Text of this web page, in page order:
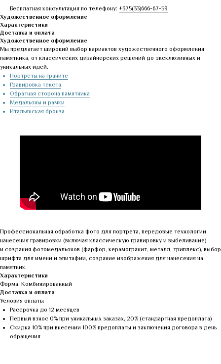
Бесплатная консультация по телефону: +375(33)666-67-59
Художественное оформление
Характеристики
Доставка и оплата
Художественное оформление
Мы предлагает широкий выбор вариантов художественного оформления
памятника, от классических дизайнерских решений до эксклюзивных и
уникальных идей.
Портреты на граните
Гравировка текста
Обратная сторона памятника
Медальоны и рамки
Итальянская бронза
Профессиональная обработка фото для портрета, передовые технологии
нанесения гравировки (включая классическую гравировку и выбеливание)
и создания фотомедальонов (фарфор, керамогранит, металл, триплекс), выбор
шрифта для имени и эпитафии, создание изображения для нанесения на
памятник.
Характеристики
Форма: Комбинированный
Доставка и оплата
Условия оплаты
Рассрочка до 12 месяцев
Первый взнос 0% при уникальных заказах, 20% (стандартная предоплата)
Скидка 10% при внесении 100% предоплаты и заключения договора в день
обращения